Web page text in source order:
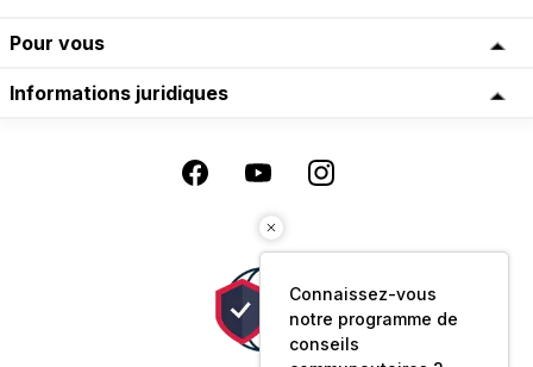
Pour vous
Informations juridiques
Connaissez-vous
notre programme de
conseils